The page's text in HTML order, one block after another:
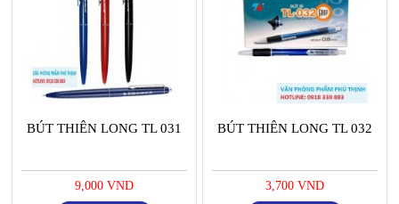
BÚT THIÊN LONG TL 031
9,000 VND
BÚT THIÊN LONG TL 032
3,700 VND